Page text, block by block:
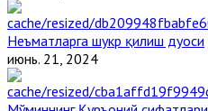
Неъматларга шукр қилиш дуоси
июнь. 21, 2024